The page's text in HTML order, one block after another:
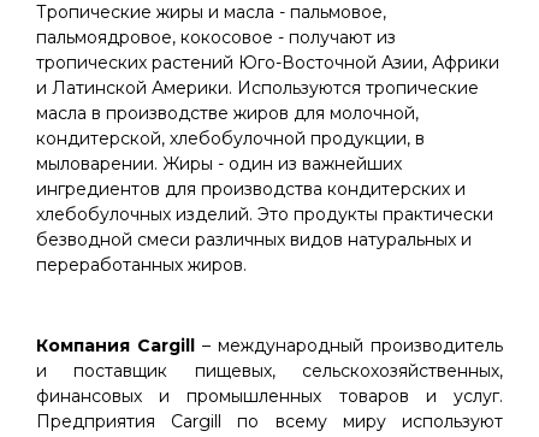
Тропические жиры и масла - пальмовое,
пальмоядровое, кокосовое - получают из
тропических растений Юго-Восточной Азии, Африки
и Латинской Америки. Используются тропические
масла в производстве жиров для молочной,
кондитерской, хлебобулочной продукции, в
мыловарении. Жиры - один из важнейших
ингредиентов для производства кондитерских и
хлебобулочных изделий. Это продукты практически
безводной смеси различных видов натуральных и
переработанных жиров.
Компания Cargill – международный производитель
и поставщик пищевых, сельскохозяйственных,
финансовых и промышленных товаров и услуг.
Предприятия Cargill по всему миру используют